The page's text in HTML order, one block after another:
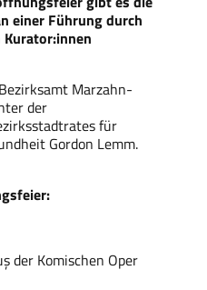
einer Führung durch
Marzahn-
der
für
Gordon Lemm.
der Komischen Oper